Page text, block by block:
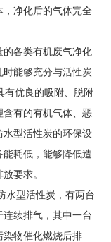
净化后的气体完全
各类有机废气净化
能够充分与活性炭
有优良的吸附、脱附
有的有机气体、恶
型活性炭的环保设
耗低，能够降低造
要求。
水型活性炭，有两台
续排气，其中一台
物催化燃烧后排